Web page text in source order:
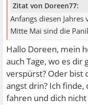
Zitat von Doreen77:
Anfangs diesen
Mitte Mai sind die
Hallo Doreen, mein
auch Tage, wo es dir
verspürst? Oder bist
angst drin? Ich
fahren und dich